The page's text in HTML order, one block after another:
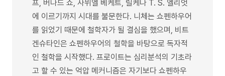
프, 버나드 쇼, 사뮈엘 베케트, 릴케나 T. S. 엘리엇
에 이르기까지 시대를 불문한다. 니체는 쇼펜하우어
를 읽었기 때문에 철학자가 될 결심을 했으며, 비트
겐슈타인은 쇼펜하우어의 철학을 바탕으로 독자적
인 철학을 시작했다. 프로이트는 심리분석의 기초라
고 할 수 있는 억압 메커니즘은 자기보다 쇼펜하우